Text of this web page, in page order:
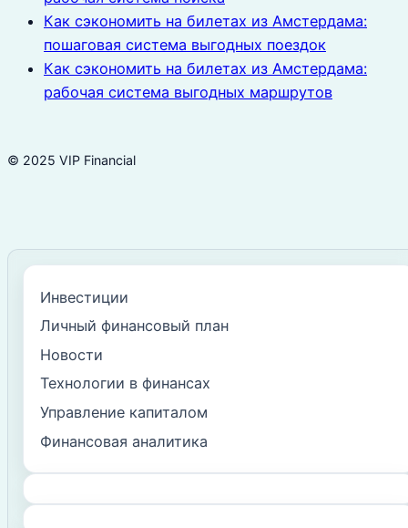
Как сэкономить на билетах из Амстердама:
пошаговая система выгодных поездок
Как сэкономить на билетах из Амстердама:
рабочая система выгодных маршрутов
© 2025 VIP Financial
Инвестиции
Личный финансовый план
Новости
Технологии в финансах
Управление капиталом
Финансовая аналитика